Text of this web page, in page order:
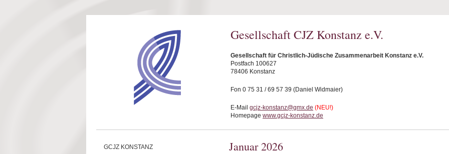
Gesellschaft CJZ Konstanz e.V.
Gesellschaft für Christlich-Jüdische Zusammenarbeit Konstanz e.V.
Postfach 100627
78406 Konstanz
Fon 0 75 31 / 69 57 39 (Daniel Widmaier)
E-Mail gcjz-konstanz@gmx.de (NEU!)
Homepage www.gcjz-konstanz.de
GCJZ KONSTANZ Januar 2026